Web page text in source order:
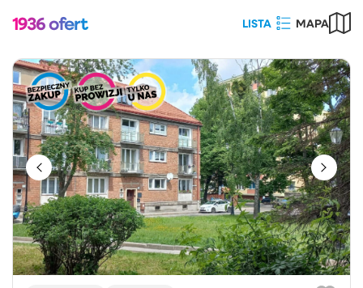
1936ofert LISTA MAPA